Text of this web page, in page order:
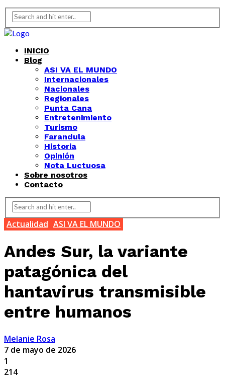
INICIO
Blog
ASI VA EL MUNDO
Internacionales
Nacionales
Regionales
Punta Cana
Entretenimiento
Turismo
Farandula
Historia
Opinión
Nota Luctuosa
Sobre nosotros
Contacto
Actualidad ASI VA EL MUNDO
Andes Sur, la variante
patagónica del
hantavirus transmisible
entre humanos
Melanie Rosa
7 de mayo de 2026
1
214